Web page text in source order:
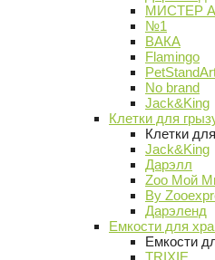
МИСТЕР
№1
ВАКА
Flamingo
No brand
Jack&King
Клетки для
Клетки
Jack&King
Дарэлл
Zoo Мой
By
Дарэленд
Емкости для
Емкости
TRIXIE